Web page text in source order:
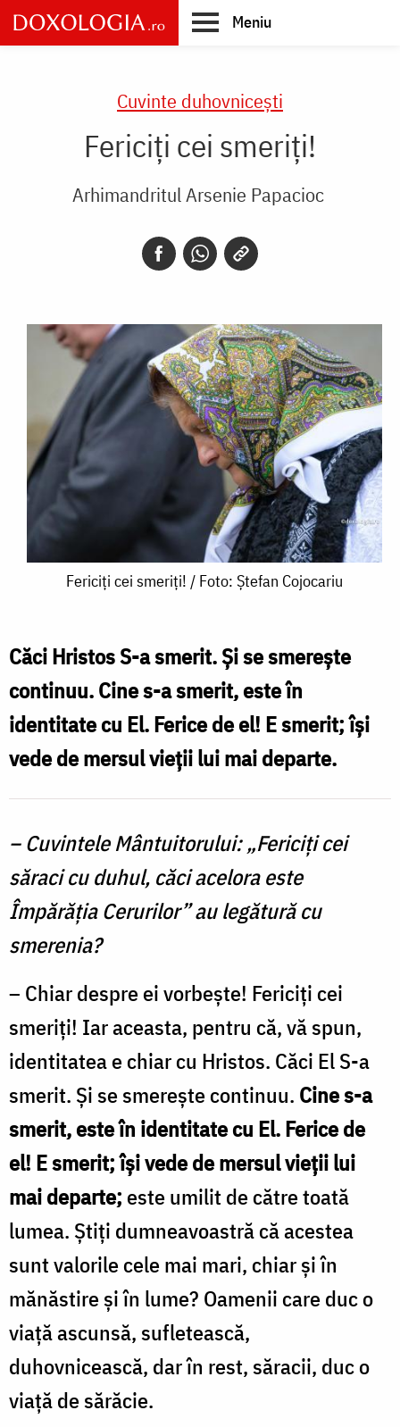
Skip
to
main
Meniu
Cuvinte duhovnicești
Fericiți cei smeriți!
Arhimandritul Arsenie Papacioc
Fericiți
/
Foto:
Ștefan
Cojocariu
Fericiți cei smeriți! / Foto: Ștefan Cojocariu
Căci Hristos S-a smerit. Și se smerește
continuu. Cine s-a smerit, este în
identitate cu El. Ferice de el! E smerit; își
vede de mersul vieții lui mai departe.
– Cuvintele Mântuitorului: „Fericiți cei
săraci cu duhul, căci acelora este
Împărăția Cerurilor” au legătură cu
smerenia?
– Chiar despre ei vorbește! Fericiți cei
smeriți! Iar aceasta, pentru că, vă spun,
identitatea e chiar cu Hristos. Căci El S-a
smerit. Și se smerește continuu. Cine s-a
smerit, este în identitate cu El. Ferice de
el! E smerit; își vede de mersul vieții lui
mai departe; este umilit de către toată
lumea. Știți dumneavoastră că acestea
sunt valorile cele mai mari, chiar și în
mănăstire și în lume? Oamenii care duc o
viață ascunsă, sufletească,
duhovnicească, dar în rest, săracii, duc o
viață de sărăcie.